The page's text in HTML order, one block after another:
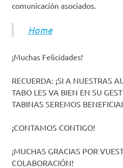
comunicación asociados.
Home
¡Muchas Felicidades!
RECUERDA: ¡SI A NUESTRAS
TABO LES VA BIEN EN SU
TABINAS SEREMOS
¡CONTAMOS CONTIGO!
¡MUCHAS GRACIAS POR
COLABORACIÓN!